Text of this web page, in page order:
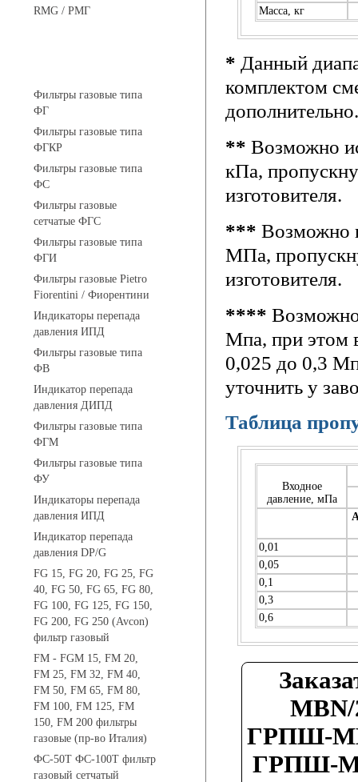
RMG / РМГ
Фильтры газовые типа
ФГ
Фильтры газовые типа
ФГКР
Фильтры газовые типа
ФС
Фильтры газовые
сетчатые ФГС
Фильтры газовые типа
ФГИ
Фильтры газовые Pietro
Fiorentini / Фиорентини
Индикаторы перепада
давления ИПД
Фильтры газовые типа
ФВ
Индикатор перепада
давления ДИПД
Фильтры газовые типа
ФГМ
Фильтры газовые типа
ФУ
Индикаторы перепада
давления ИПД
Индикатор перепада
давления DP/G
FG 15, FG 20, FG 25, FG
40, FG 50, FG 65, FG 80,
FG 100, FG 125, FG 150,
FG 200, FG 250 (Avcon)
фильтр газовый
FM - FGM 15, FM 20,
FM 25, FM 32, FM 40,
FM 50, FM 65, FM 80,
FM 100, FM 125, FM
150, FM 200 фильтры
газовые (пр-во Италия)
ФС-50Т ФС-100Т фильтр
газовый сетчатый
Масса, кг
* Данный
комплектом
дополнительно.
** Возможно
кПа,
изготовителя.
*** Возможно
МПа,
изготовителя.
****
Мпа, при этом
0,025 до 0,3
уточнить у
Таблица
Входное
давление, мПа
0,01
0,05
0,1
0,3
0,6
МВN/
ГРПШ-
ГРПШ-